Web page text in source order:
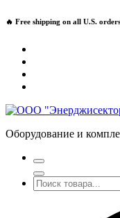
Перейти
содержимому
🔥 Free shipping on all U.S.
Оборудование и